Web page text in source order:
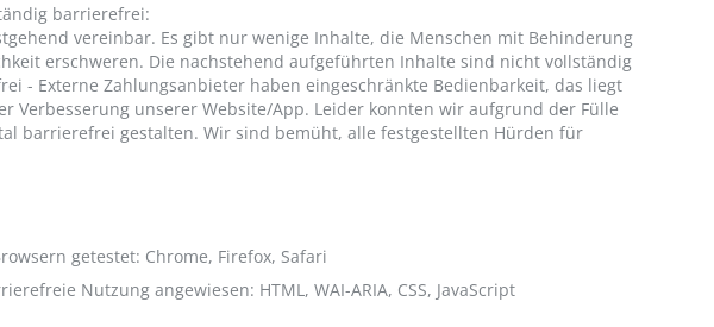
barrierefrei:
vereinbar. Es gibt nur wenige Inhalte, die Menschen mit Behinderung
erschweren. Die nachstehend aufgeführten Inhalte sind nicht vollständig
- Externe Zahlungsanbieter haben eingeschränkte Bedienbarkeit, das liegt
Verbesserung unserer Website/App. Leider konnten wir aufgrund der Fülle
barrierefrei gestalten. Wir sind bemüht, alle festgestellten Hürden für
getestet: Chrome, Firefox, Safari
Nutzung angewiesen: HTML, WAI-ARIA, CSS, JavaScript